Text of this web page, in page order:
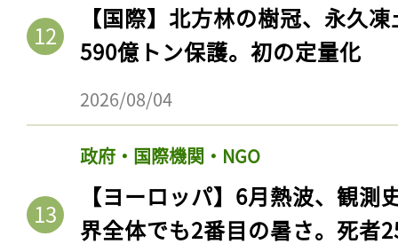
【国際】北方林の樹冠、永久
590億トン保護。初の定量化
2026/08/04
政府・国際機関・NGO
【ヨーロッパ】6月熱波、観
界全体でも2番目の暑さ。死者